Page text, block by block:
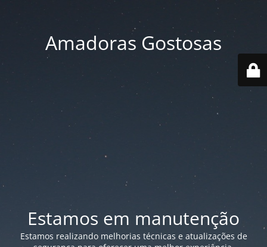
Amadoras Gostosas
Estamos em manutenção
Estamos realizando melhorias técnicas e atualizações de